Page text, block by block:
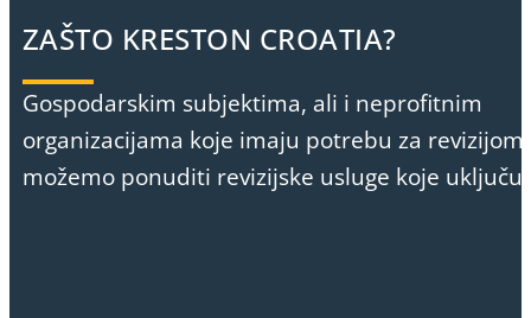
ZAŠTO KRESTON CROATIA?
Gospodarskim subjektima, ali i neprofitnim
organizacijama koje imaju potrebu za revizijom
možemo ponuditi revizijske usluge koje